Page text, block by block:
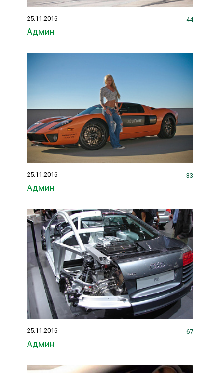
25.11.2016
Админ
44
25.11.2016
Админ
33
25.11.2016
Админ
67